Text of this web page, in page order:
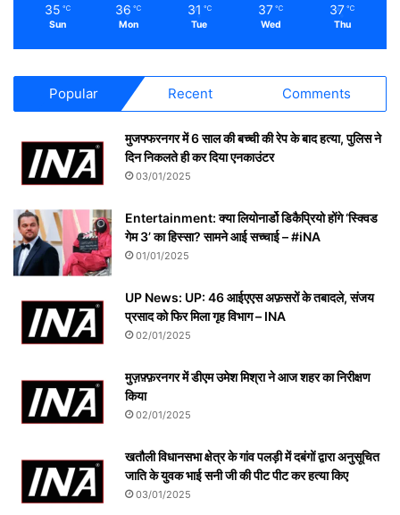
35 ℃
Sun
36 ℃
Mon
31 ℃
Tue
37 ℃
Wed
37 ℃
Thu
Popular Recent Comments
मुजफ्फरनगर में 6 साल की बच्ची की रेप के बाद हत्या, पुलिस ने
दिन निकलते ही कर दिया एनकाउंटर
03/01/2025
Entertainment: क्या लियोनार्डो डिकैप्रियो होंगे ‘स्क्विड
गेम 3’ का हिस्सा? सामने आई सच्चाई – #iNA
01/01/2025
UP News: UP: 46 आईएएस अफ़सरों के तबादले, संजय
प्रसाद को फिर मिला गृह विभाग – INA
02/01/2025
मुज़फ़्फ़रनगर में डीएम उमेश मिश्रा ने आज शहर का निरीक्षण
किया
02/01/2025
खतौली विधानसभा क्षेत्र के गांव पलड़ी में दबंगों द्वारा अनुसूचित
जाति के युवक भाई सनी जी की पीट पीट कर हत्या किए
03/01/2025